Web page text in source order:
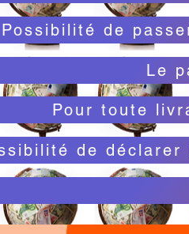
Possibilité de
Le
Pour toute